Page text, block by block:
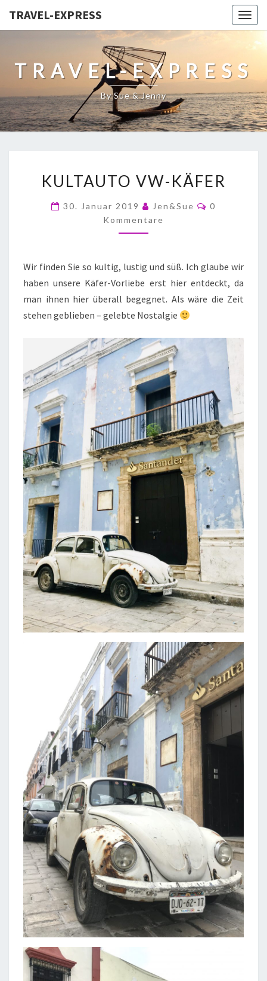
TRAVEL-EXPRESS
TRAVEL-EXPRESS
By Sue & Jenny
KULTAUTO VW-KÄFER
30. Januar 2019 Jen&Sue
0
Kommentare
Wir finden Sie so kultig, lustig und süß. Ich glaube wir
haben unsere Käfer-Vorliebe erst hier entdeckt, da
man ihnen hier überall begegnet. Als wäre die Zeit
stehen geblieben – gelebte Nostalgie